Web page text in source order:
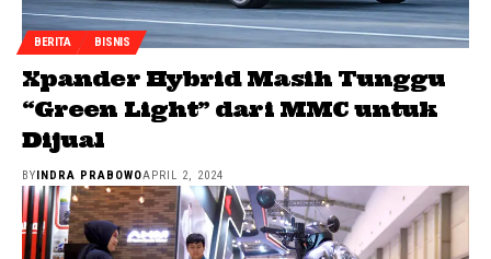
BERITA BISNIS
Xpander Hybrid Masih Tunggu
“Green Light” dari MMC untuk
Dijual
BYINDRA PRABOWOAPRIL 2, 2024